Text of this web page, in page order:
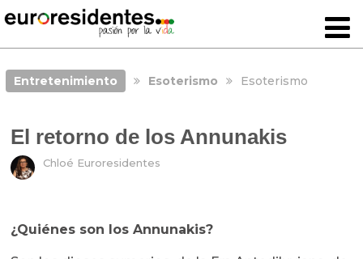
Entretenimiento Esoterismo Esoterismo
El retorno de los Annunakis
Chloé Euroresidentes
¿Quiénes son los Annunakis?